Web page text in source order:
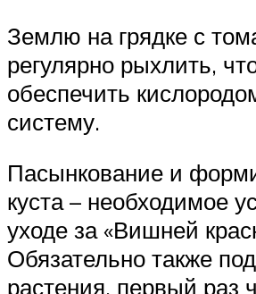
Землю на грядке с
регулярно рыхлить,
обеспечить
систему.
Пасынкование и
куста – необходимое
уходе за «Вишней
Обязательно также
растения, первый раз